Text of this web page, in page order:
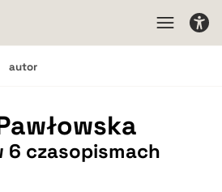
autor
6 czasopismach